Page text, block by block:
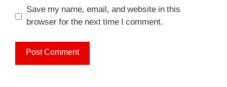
Save my name, email, and website in this
browser for the next time I comment.